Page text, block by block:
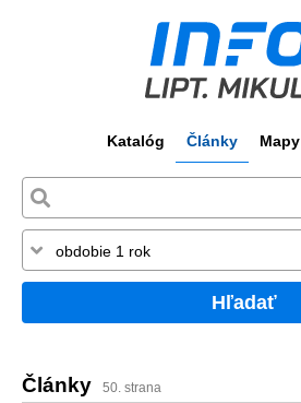
Katalóg Články Mapy
Hľadať
Články 50. strana